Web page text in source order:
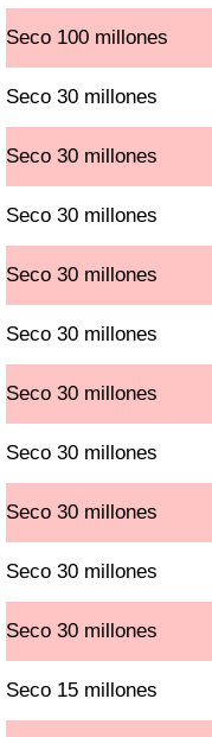
Seco 100 millones
Seco 30 millones
Seco 30 millones
Seco 30 millones
Seco 30 millones
Seco 30 millones
Seco 30 millones
Seco 30 millones
Seco 30 millones
Seco 30 millones
Seco 30 millones
Seco 15 millones